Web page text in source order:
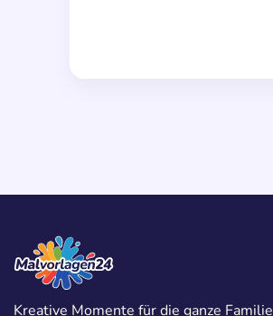
Kreative Momente für die ganze Familie